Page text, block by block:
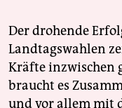
Der drohende
Landtagswahlen
Kräfte inzwischen
braucht es
und vor allem mit